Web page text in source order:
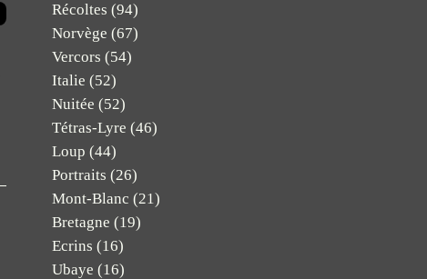
Récoltes (94)
Norvège (67)
Vercors (54)
Italie (52)
Nuitée (52)
Tétras-Lyre (46)
Loup (44)
Portraits (26)
Mont-Blanc (21)
Bretagne (19)
Ecrins (16)
Ubaye (16)